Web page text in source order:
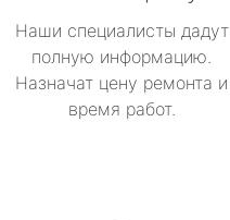
Наши специалисты дадут
полную информацию.
Назначат цену ремонта и
время работ.